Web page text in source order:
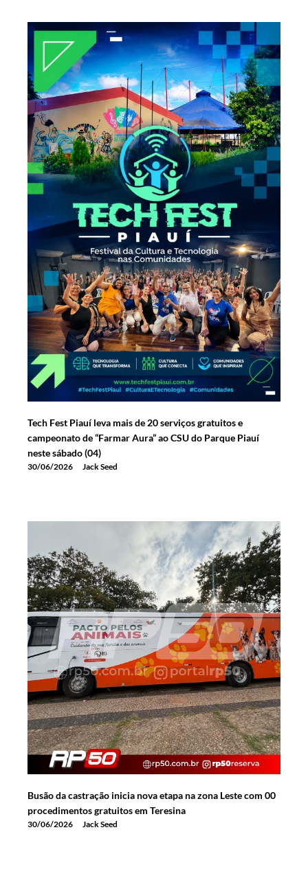
Tech Fest Piauí leva mais de 20 serviços gratuitos e
campeonato de “Farmar Aura” ao CSU do Parque Piauí
neste sábado (04)
30/06/2026 Jack Seed
Busão da castração inicia nova etapa na zona Leste com 00
procedimentos gratuitos em Teresina
30/06/2026 Jack Seed